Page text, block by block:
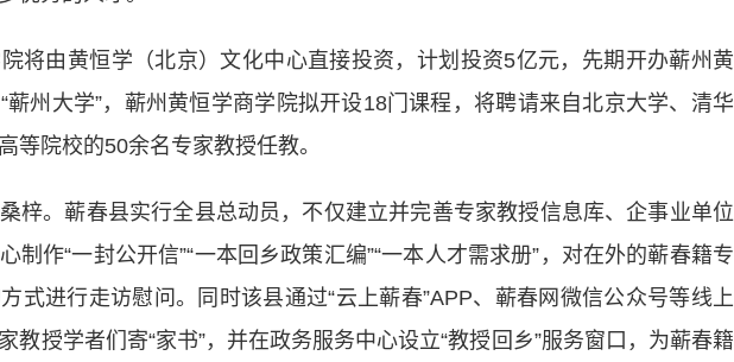
由黄恒学（北京）文化中心直接投资，计划投资5亿元，先期开办蕲州黄
蕲州大学”，蕲州黄恒学商学院拟开设18门课程，将聘请来自北京大学、清华
等院校的50余名专家教授任教。
。蕲春县实行全县总动员，不仅建立并完善专家教授信息库、企事业单位
制作“一封公开信”“一本回乡政策汇编”“一本人才需求册”，对在外的蕲春籍专
式进行走访慰问。同时该县通过“云上蕲春”APP、蕲春网微信公众号等线上
教授学者们寄“家书”，并在政务服务中心设立“教授回乡”服务窗口，为蕲春籍